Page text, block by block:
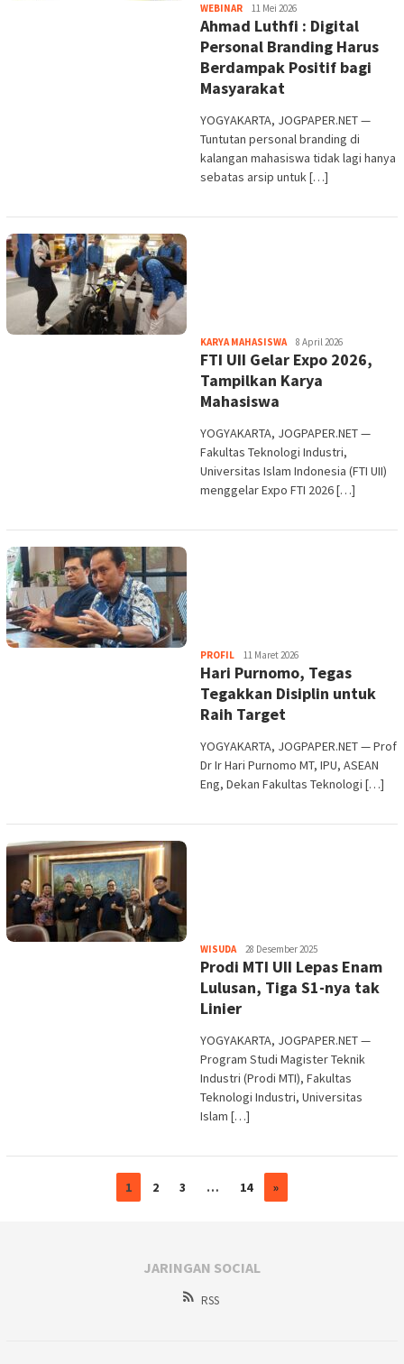
WEBINARHeri
Purwata
11 Mei 2026
Ahmad Luthfi : Digital
Personal Branding Harus
Berdampak Positif bagi
Masyarakat
YOGYAKARTA, JOGPAPER.NET —
Tuntutan personal branding di
kalangan mahasiswa tidak lagi hanya
sebatas arsip untuk […]
KARYA MAHASISWAHeri
Purwata
8 April 2026
FTI UII Gelar Expo 2026,
Tampilkan Karya
Mahasiswa
YOGYAKARTA, JOGPAPER.NET —
Fakultas Teknologi Industri,
Universitas Islam Indonesia (FTI UII)
menggelar Expo FTI 2026 […]
PROFILHeri
Purwata
11 Maret 2026
Hari Purnomo, Tegas
Tegakkan Disiplin untuk
Raih Target
YOGYAKARTA, JOGPAPER.NET — Prof
Dr Ir Hari Purnomo MT, IPU, ASEAN
Eng, Dekan Fakultas Teknologi […]
WISUDAHeri
Purwata
28 Desember 2025
Prodi MTI UII Lepas Enam
Lulusan, Tiga S1-nya tak
Linier
YOGYAKARTA, JOGPAPER.NET —
Program Studi Magister Teknik
Industri (Prodi MTI), Fakultas
Teknologi Industri, Universitas
Islam […]
1 2 3 … 14 »
JARINGAN SOCIAL
RSS